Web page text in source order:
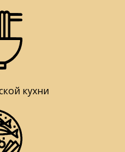
кухни